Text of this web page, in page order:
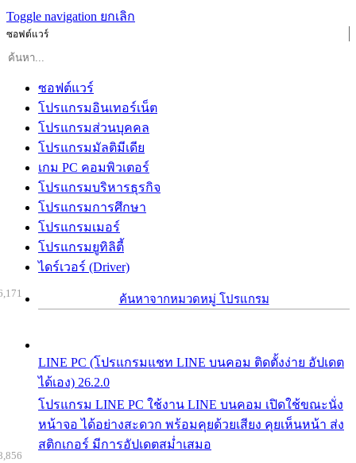
Toggle navigation ยกเลิก
ซอฟต์แวร์
ซอฟต์แวร์
โปรแกรมอินเทอร์เน็ต
โปรแกรมส่วนบุคคล
โปรแกรมมัลติมีเดีย
เกม PC คอมพิวเตอร์
โปรแกรมบริหารธุรกิจ
โปรแกรมการศึกษา
โปรแกรมเมอร์
โปรแกรมยูทิลิตี้
ไดร์เวอร์ (Driver)
ค้นหาจากหมวดหมู่ โปรแกรม
LINE PC (โปรแกรมแชท LINE บนคอม ติดตั้งง่าย อัปเดต
ได้เอง) 26.2.0
โปรแกรม LINE PC ใช้งาน LINE บนคอม เปิดใช้ขณะนั่ง
หน้าจอ ได้อย่างสะดวก พร้อมคุยด้วยเสียง คุยเห็นหน้า ส่ง
สติกเกอร์ มีการอัปเดตสม่ำเสมอ